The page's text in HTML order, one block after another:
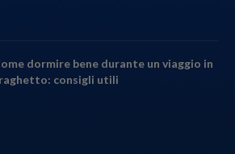
dormire bene durante un viaggio in
consigli utili